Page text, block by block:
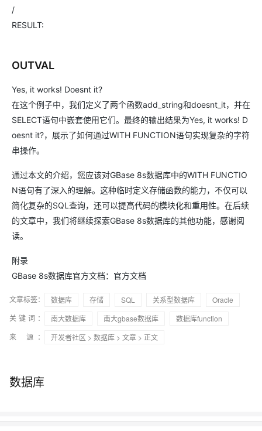
/
RESULT:
OUTVAL
Yes, it works! Doesnt it?
在这个例子中，我们定义了两个函数add_string和doesnt_it，并在
SELECT语句中嵌套使用它们。最终的输出结果为Yes, it works! D
oesnt it?，展示了如何通过WITH FUNCTION语句实现复杂的字符
串操作。
通过本文的介绍，您应该对GBase 8s数据库中的WITH FUNCTIO
N语句有了深入的理解。这种临时定义存储函数的能力，不仅可以
简化复杂的SQL查询，还可以提高代码的模块化和重用性。在后续
的文章中，我们将继续探索GBase 8s数据库的其他功能，感谢阅
读。
附录
GBase 8s数据库官方文档：官方文档
文章标签： 数据库 存储 SQL 关系型数据库
Oracle
关键词：
南大数据库 南大gbase数据库
数据库function
来 源：
开发者社区 > 数据库 > 文章 > 正文
数据库